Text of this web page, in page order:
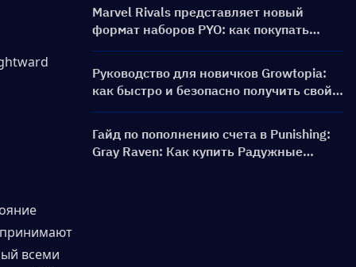
принимают
всеми
Marvel Rivals представляет новый
формат наборов PYO: как покупать
выгоднее в обновлении магазина
Руководство для новичков Growtopia:
как быстро и безопасно получить свой
первый World Lock
Гайд по пополнению счета в Punishing:
Gray Raven: Как купить Радужные